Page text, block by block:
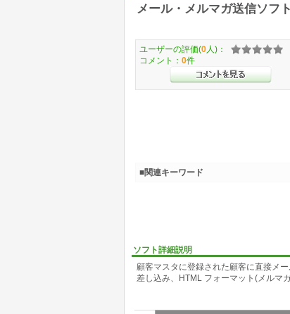
メール・メルマガ送信ソフト
ソフト詳細説明
顧客マスタに登録された顧客に直接メ
差し込み、HTML フォーマット(メルマ
ユーザーの評価(0 人)：
コメント： 0件
■関連キーワード